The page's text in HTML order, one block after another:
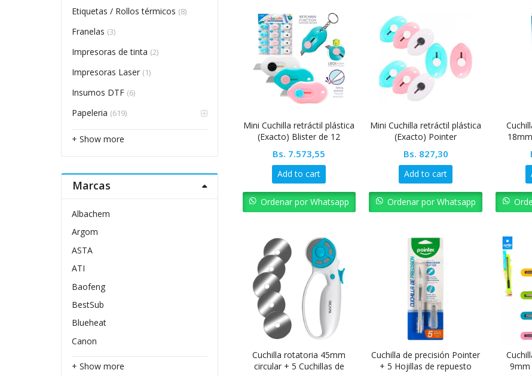
Mini Cuchilla retráctil plástica
(Exacto) Blister de 12
Bs. 7.573,55
Add to cart
Ordenar por Whatsapp
Mini Cuchilla retráctil plástica
(Exacto) Pointer
Bs. 827,30
Add to cart
Ordenar por Whatsapp
Cuchilla rotatoria 45mm
circular + 5 Cuchillas de
Cuchilla de precisión Pointer
+ 5 Hojillas de repuesto
9mm
Etiquetas / Rollos térmicos (8)
Franelas (3)
Impresoras de tinta (2)
Impresoras Laser (1)
Insumos DTF (6)
Papeleria (619)
+ Show more
Marcas
Albachem
Argom
ASTA
ATI
Baofeng
BestSub
Blueheat
Canon
+ Show more